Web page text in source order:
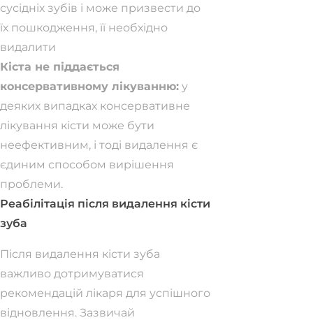
сусідніх зубів і може призвести до
їх пошкодження, її необхідно
видалити
Кіста не піддається
консервативному лікуванню: у
деяких випадках консервативне
лікування кісти може бути
неефективним, і тоді видалення є
єдиним способом вирішення
проблеми.
Реабілітація після видалення кісти
зуба
Після видалення кісти зуба
важливо дотримуватися
рекомендацій лікаря для успішного
відновлення. Зазвичай